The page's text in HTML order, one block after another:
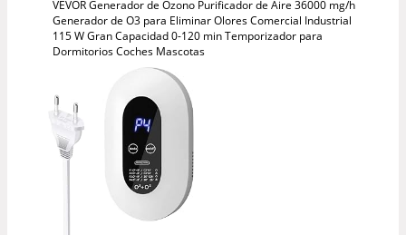
VEVOR Generador de Ozono Purificador de Aire 36000 mg/h
Generador de O3 para Eliminar Olores Comercial Industrial
115 W Gran Capacidad 0-120 min Temporizador para
Dormitorios Coches Mascotas